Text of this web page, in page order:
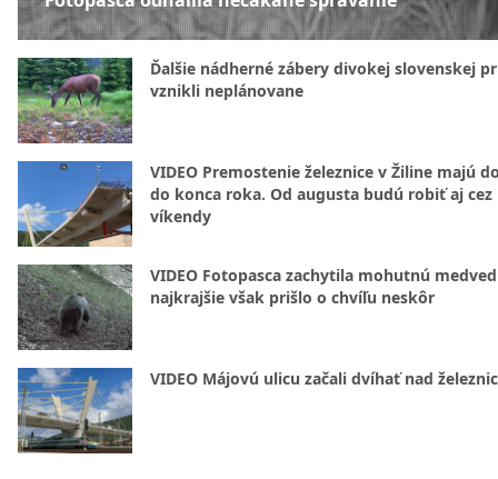
Ďalšie nádherné zábery divokej slovenskej
vznikli neplánovane
VIDEO Premostenie železnice v Žiline majú
do konca roka. Od augusta budú robiť aj cez
víkendy
VIDEO Fotopasca zachytila mohutnú
najkrajšie však prišlo o chvíľu neskôr
VIDEO Májovú ulicu začali dvíhať nad